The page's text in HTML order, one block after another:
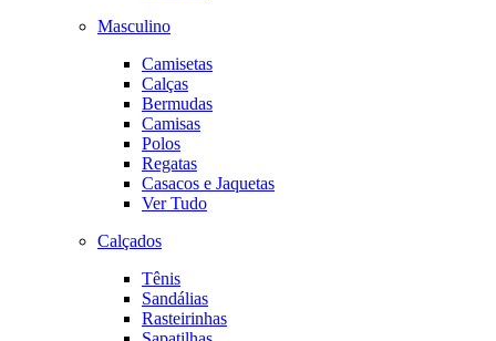
Masculino
Camisetas
Calças
Bermudas
Camisas
Polos
Regatas
Casacos e Jaquetas
Ver Tudo
Calçados
Tênis
Sandálias
Rasteirinhas